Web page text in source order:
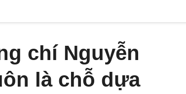
chí Nguyễn
là chỗ dựa